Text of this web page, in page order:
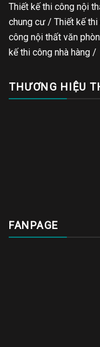
Thiết kế thi công nội
chung cư / Thiết kế
công nội thất văn
kế thi công nhà hàng /
THƯƠNG HIỆU
FANPAGE